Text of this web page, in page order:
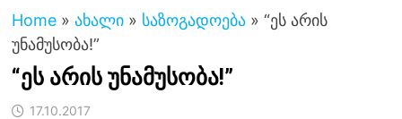
Home » ახალი » საზოგადოება » “ეს არის
უნამუსობა!”
“ეს არის უნამუსობა!”
17.10.2017